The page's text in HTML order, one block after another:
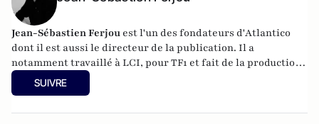
Jean-Sébastien Ferjou est l'un des fondateurs d'Atlantico
dont il est aussi le directeur de la publication. Il a
notamment travaillé à LCI, pour TF1 et fait de la production
télévisuelle.
SUIVRE